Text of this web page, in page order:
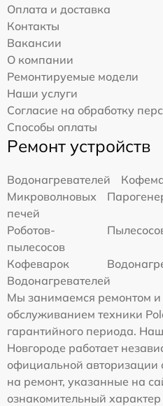
Оплата и доставка
Контакты
Вакансии
О компании
Ремонтируемые модели
Наши услуги
Согласие на обработку
Способы оплаты
Ремонт устройств
Водонагревателей
Микроволновых
печей
Роботов-
пылесосов
Кофеварок
Водонагревателей
Мы занимаемся ремонтом и
обслуживанием техники
гарантийного периода.
Новгороде работает
официальной авторизации
на ремонт, указанные на
ознакомительный